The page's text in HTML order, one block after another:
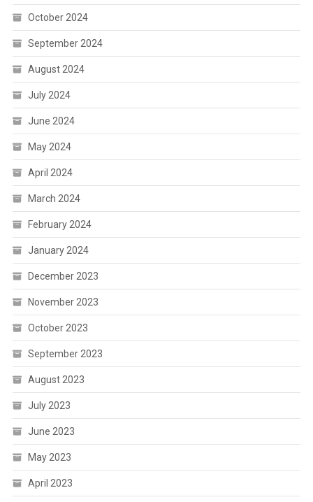
October 2024
September 2024
August 2024
July 2024
June 2024
May 2024
April 2024
March 2024
February 2024
January 2024
December 2023
November 2023
October 2023
September 2023
August 2023
July 2023
June 2023
May 2023
April 2023